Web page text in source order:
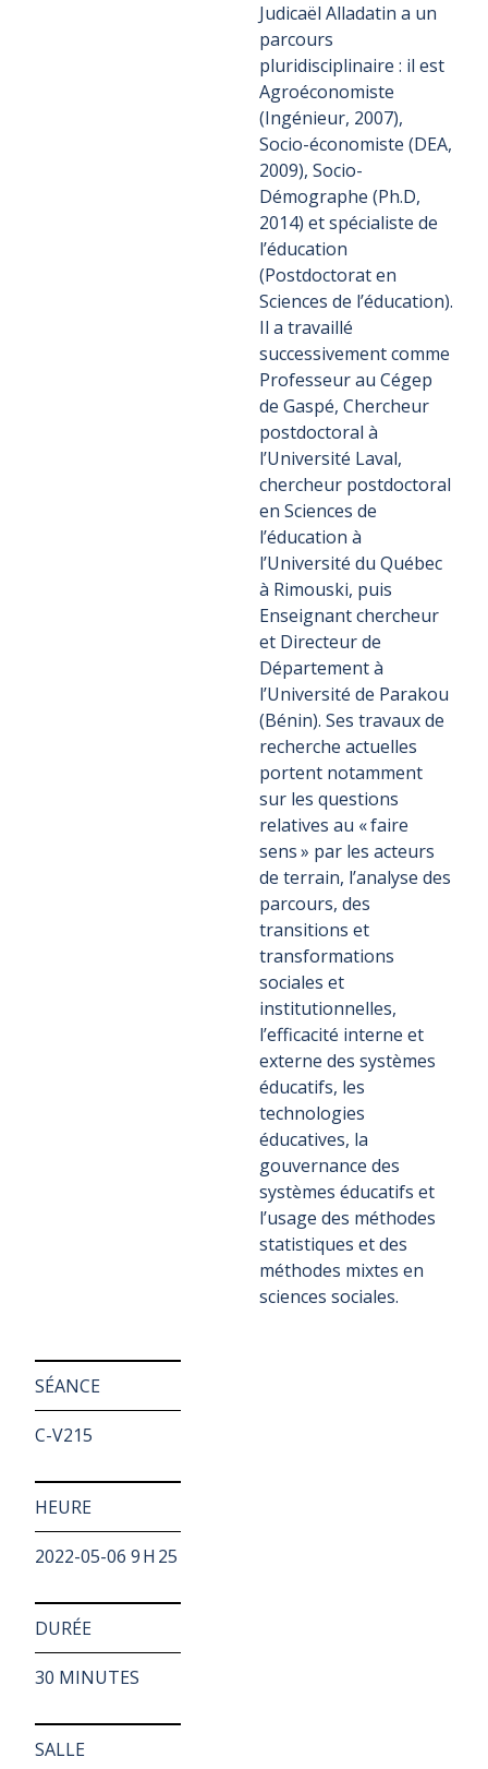
Judicaël Alladatin a un
parcours
pluridisciplinaire : il est
Agroéconomiste
(Ingénieur, 2007),
Socio-économiste (DEA,
2009), Socio-
Démographe (Ph.D,
2014) et spécialiste de
l’éducation
(Postdoctorat en
Sciences de l’éducation).
Il a travaillé
successivement comme
Professeur au Cégep
de Gaspé, Chercheur
postdoctoral à
l’Université Laval,
chercheur postdoctoral
en Sciences de
l’éducation à
l’Université du Québec
à Rimouski, puis
Enseignant chercheur
et Directeur de
Département à
l’Université de Parakou
(Bénin). Ses travaux de
recherche actuelles
portent notamment
sur les questions
relatives au « faire
sens » par les acteurs
de terrain, l’analyse des
parcours, des
transitions et
transformations
sociales et
institutionnelles,
l’efficacité interne et
externe des systèmes
éducatifs, les
technologies
éducatives, la
gouvernance des
systèmes éducatifs et
l’usage des méthodes
statistiques et des
méthodes mixtes en
sciences sociales.
SÉANCE
C-V215
HEURE
2022-05-06 9 H 25
DURÉE
30 MINUTES
SALLE